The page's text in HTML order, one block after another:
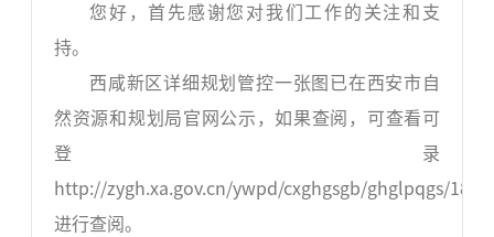
您好，首先感谢您对我们工作的关注和支
持。
西咸新区详细规划管控一张图已在西安市自
然资源和规划局官网公示，如果查阅，可查看可
登录
http://zygh.xa.gov.cn/ywpd/cxghgsgb/ghglpqgs/
进行查阅。